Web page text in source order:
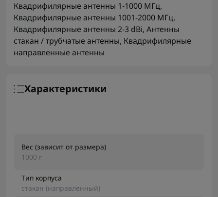
Квадрифилярные антенны 1-1000 МГц,
Квадрифилярные антенны 1001-2000 МГц,
Квадрифилярные антенны 2-3 dBi, Антенны
стакан / трубчатые антенны, Квадрифилярные
направленные антенны
Характеристики
Вес (зависит от размера)
1000 г
Тип корпуса
стакан (направленный)